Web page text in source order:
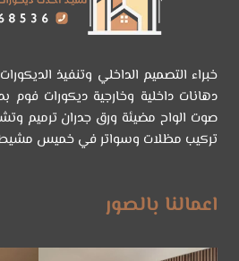
خبراء التصميم الداخلي وتنفيذ
دهانات داخلية وخارجية ديكورات فوم
صوت الواح مضيئة ورق جدران ترميم
تركيب مظلات وسواتر في خميس
اعمالنا بالصور